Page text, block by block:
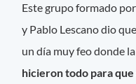
Este grupo formado
y Pablo Lescano dio
un día muy feo donde
hicieron todo para